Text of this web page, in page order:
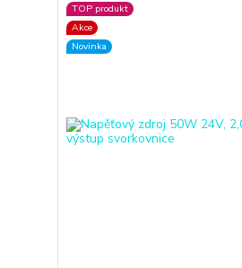
TOP produkt
Akce
Novinka